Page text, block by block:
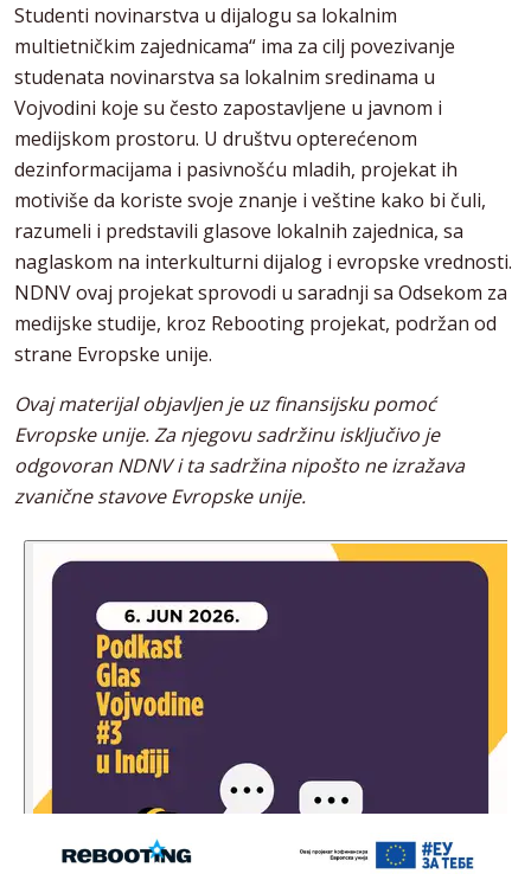
Studenti novinarstva u dijalogu sa lokalnim
multietničkim zajednicama“ ima za cilj povezivanje
studenata novinarstva sa lokalnim sredinama u
Vojvodini koje su često zapostavljene u javnom i
medijskom prostoru. U društvu opterećenom
dezinformacijama i pasivnošću mladih, projekat ih
motiviše da koriste svoje znanje i veštine kako bi čuli,
razumeli i predstavili glasove lokalnih zajednica, sa
naglaskom na interkulturni dijalog i evropske vrednosti.
NDNV ovaj projekat sprovodi u saradnji sa Odsekom za
medijske studije, kroz Rebooting projekat, podržan od
strane Evropske unije.
Ovaj materijal objavljen je uz finansijsku pomoć
Evropske unije. Za njegovu sadržinu isključivo je
odgovoran NDNV i ta sadržina nipošto ne izražava
zvanične stavove Evropske unije.